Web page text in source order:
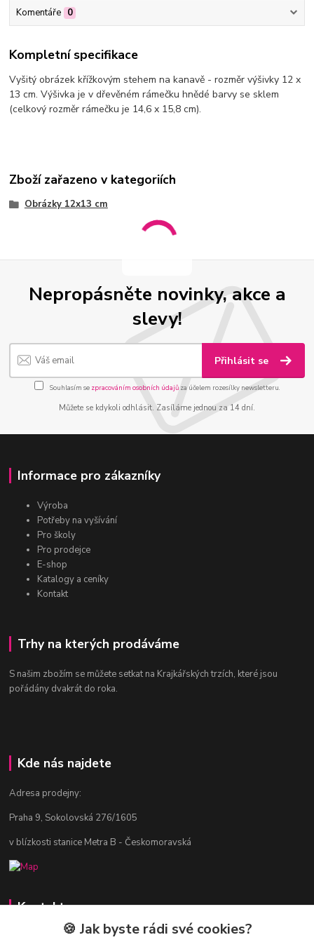
Komentáře 0
Kompletní specifikace
Vyšitý obrázek křížkovým stehem na kanavě - rozměr výšivky 12 x
13 cm. Výšivka je v dřevěném rámečku hnědé barvy se sklem
(celkový rozměr rámečku je 14,6 x 15,8 cm).
Zboží zařazeno v kategoriích
Obrázky 12x13 cm
Nepropásněte novinky, akce a
slevy!
Přihlásit se
Souhlasím se zpracováním osobních údajůza účelem rozesílky newsletteru.
Můžete se kdykoli odhlásit. Zasíláme jednou za 14 dní.
Informace pro zákazníky
Výroba
Potřeby na vyšívání
Pro školy
Pro prodejce
E-shop
Katalogy a ceníky
Kontakt
Trhy na kterých prodáváme
S našim zbožím se můžete setkat na Krajkářských trzích, které jsou
pořádány dvakrát do roka.
Kde nás najdete
Adresa prodejny:
Praha 9, Sokolovská 276/1605
v blízkosti stanice Metra B - Českomoravská
Kontakty
Jitka Vlasáková
🍪 Jak byste rádi své cookies?